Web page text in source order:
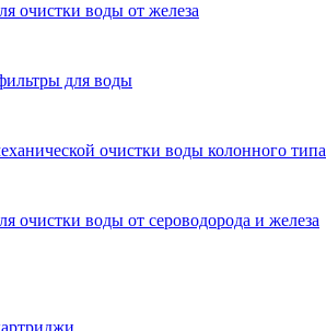
очистки воды от железа
для воды
очистки воды колонного типа
очистки воды от сероводорода и железа